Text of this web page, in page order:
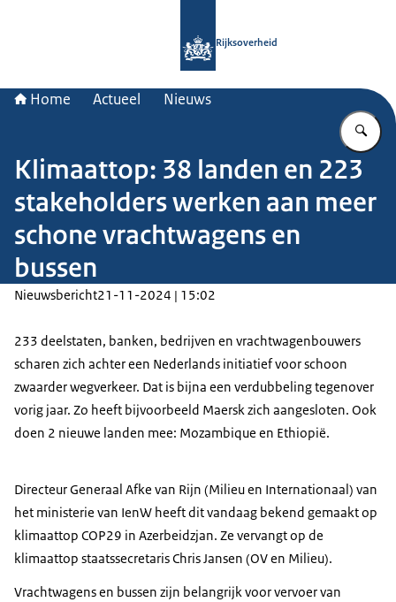
Rijksoverheid
Home Actueel Nieuws
Klimaattop: 38 landen en 223
stakeholders werken aan meer
schone vrachtwagens en
bussen
Nieuwsbericht21-11-2024 | 15:02
233 deelstaten, banken, bedrijven en vrachtwagenbouwers
scharen zich achter een Nederlands initiatief voor schoon
zwaarder wegverkeer. Dat is bijna een verdubbeling tegenover
vorig jaar. Zo heeft bijvoorbeeld Maersk zich aangesloten. Ook
doen 2 nieuwe landen mee: Mozambique en Ethiopië.
Directeur Generaal Afke van Rijn (Milieu en Internationaal) van
het ministerie van IenW heeft dit vandaag bekend gemaakt op
klimaattop COP29 in Azerbeidzjan. Ze vervangt op de
klimaattop staatssecretaris Chris Jansen (OV en Milieu).
Vrachtwagens en bussen zijn belangrijk voor vervoer van